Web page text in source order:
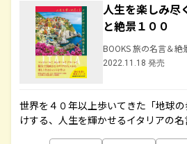
人生を楽しみ尽
と絶景１００
BOOKS 旅の名言＆絶
2022.11.18 発売
世界を４０年以上歩いてきた「地球
けする、人生を輝かせるイタリアの